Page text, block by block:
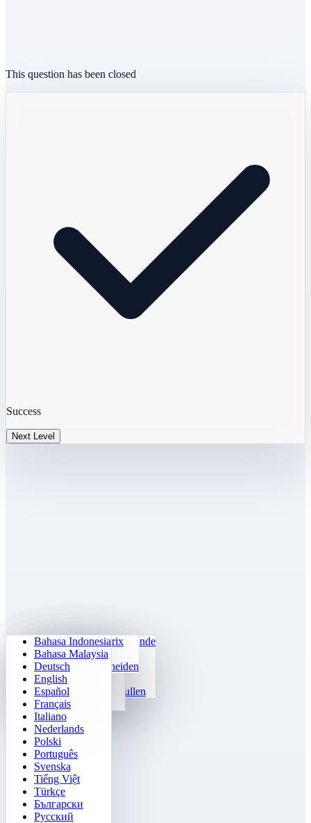
Dagelijkse Rekenkunde
Tafels Trainer
24 Snel Rekenen
Functies
Getalpatroon invullen
Sudoku
Nummer-Klotski
2048
Tetris
Mijnenveger
Gomoku
Lichten uit
Doolhofmissie
Sokoban Uitdaging
Geheugenmatrix
Doelvolging
Snel Onderscheiden
Bahasa Indonesia
Bahasa Malaysia
Deutsch
English
Español
Français
Italiano
Nederlands
Polski
Português
Svenska
Tiếng Việt
Türkçe
Български
Русский
This question has been closed
Success
Next Level